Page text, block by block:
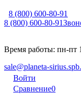
8 (800) 600-80-91
8 (800) 600-80-91
Время работы: пн-пт
sale@planeta-
Войти
Сравнение0